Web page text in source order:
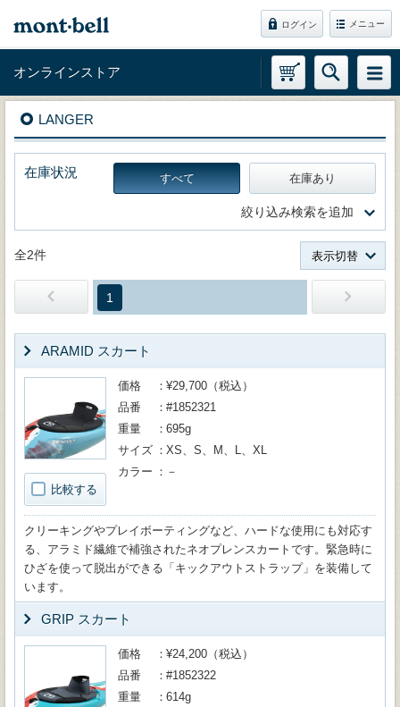
ログイン メニュー
オンラインストア
LANGER
在庫状況 すべて 在庫あり
絞り込み検索を追加
全2件 表示切替
1
ARAMID スカート
比較する
価格
¥29,700（税込）
品番
#1852321
重量
695g
サイズ
XS、S、M、L、XL
カラー
－
クリーキングやプレイボーティングなど、ハードな使用にも対応す
る、アラミド繊維で補強されたネオプレンスカートです。緊急時に
ひざを使って脱出ができる「キックアウトストラップ」を装備して
います。
GRIP スカート
価格
¥24,200（税込）
品番
#1852322
重量
614g